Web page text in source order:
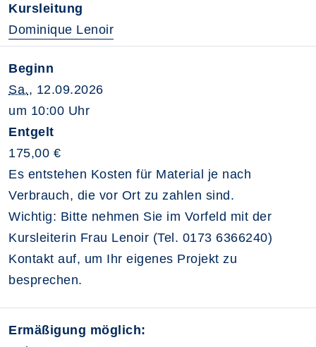
Kursleitung
Dominique Lenoir
Beginn
Sa., 12.09.2026
um 10:00 Uhr
Entgelt
175,00 €
Es entstehen Kosten für Material je nach
Verbrauch, die vor Ort zu zahlen sind.
Wichtig: Bitte nehmen Sie im Vorfeld mit der
Kursleiterin Frau Lenoir (Tel. 0173 6366240)
Kontakt auf, um Ihr eigenes Projekt zu
besprechen.
Ermäßigung möglich: